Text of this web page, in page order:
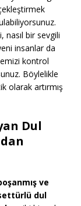
nasıl bir sevgili
insanlar da
kontrol
Böylelikle
olarak artırmış
Dul
ve
dul